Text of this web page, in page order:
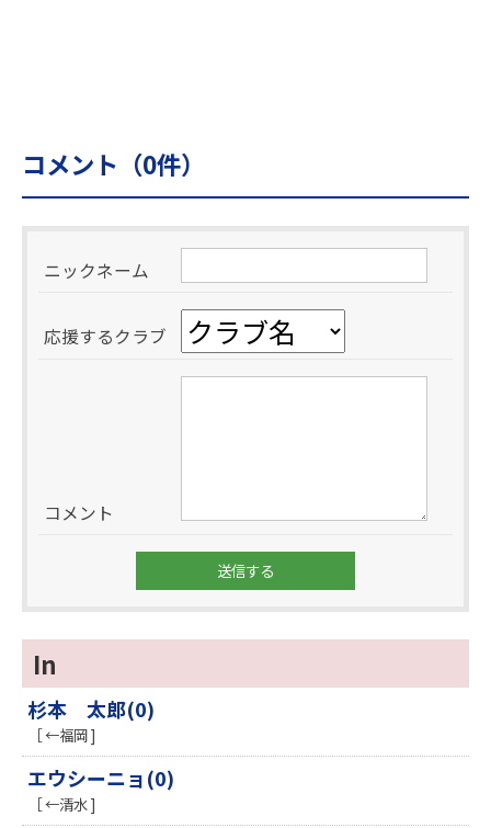
コメント（0件）
ニックネーム
応援するクラブ
コメント
In
杉本 太郎(0)
［ ←福岡 ]
エウシーニョ(0)
［ ←清水 ]